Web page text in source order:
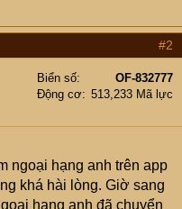
#2
Biển số
OF-832777
Động cơ
513,233 Mã lực
ngoại hạng anh trên app
khá hài lòng. Giờ sang
hạng anh đã chuyển